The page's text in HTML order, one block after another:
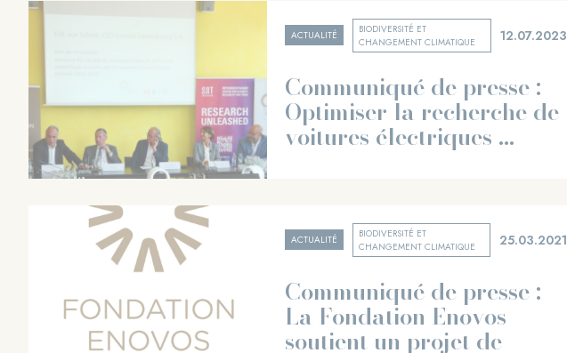
ACTUALITÉ
BIODIVERSITÉ ET
CHANGEMENT CLIMATIQUE
12.07.2023
Communiqué de presse :
Optimiser la recherche de
voitures électriques ...
ACTUALITÉ
BIODIVERSITÉ ET
CHANGEMENT CLIMATIQUE
25.03.2021
Communiqué de presse :
La Fondation Enovos
soutient un projet de